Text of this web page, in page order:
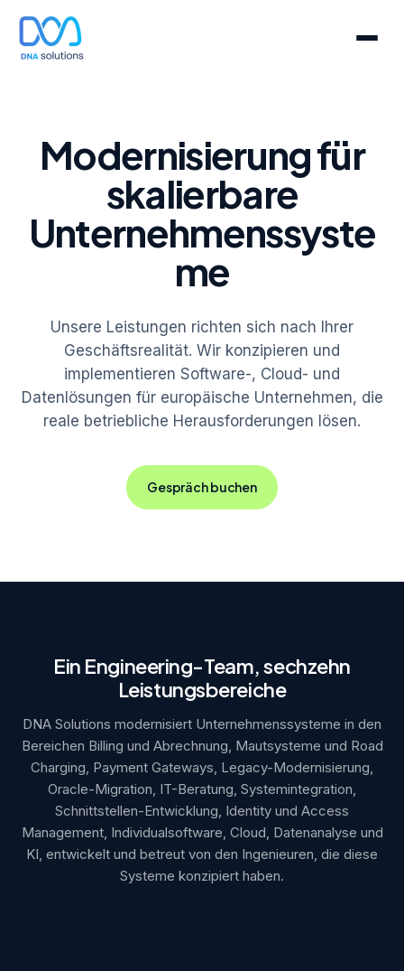
Modernisierung für
skalierbare
Unternehmenssyste
me
Unsere Leistungen richten sich nach Ihrer
Geschäftsrealität. Wir konzipieren und
implementieren Software-, Cloud- und
Datenlösungen für europäische Unternehmen, die
reale betriebliche Herausforderungen lösen.
Gespräch buchen
Ein Engineering-Team, sechzehn
Leistungsbereiche
DNA Solutions modernisiert Unternehmenssysteme in den
Bereichen Billing und Abrechnung, Mautsysteme und Road
Charging, Payment Gateways, Legacy-Modernisierung,
Oracle-Migration, IT-Beratung, Systemintegration,
Schnittstellen-Entwicklung, Identity und Access
Management, Individualsoftware, Cloud, Datenanalyse und
KI, entwickelt und betreut von den Ingenieuren, die diese
Systeme konzipiert haben.